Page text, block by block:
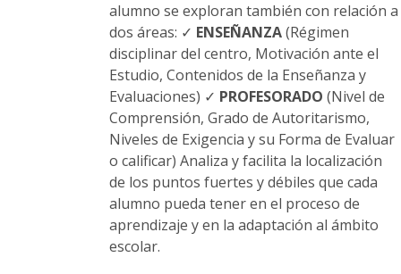
alumno se exploran también con relación a
dos áreas: ✓ ENSEÑANZA(Régimen
disciplinar del centro, Motivación ante el
Estudio, Contenidos de la Enseñanza y
Evaluaciones) ✓ PROFESORADO (Nivel de
Comprensión, Grado de Autoritarismo,
Niveles de Exigencia y su Forma de Evaluar
o calificar) Analiza y facilita la localización
de los puntos fuertes y débiles que cada
alumno pueda tener en el proceso de
aprendizaje y en la adaptación al ámbito
escolar.